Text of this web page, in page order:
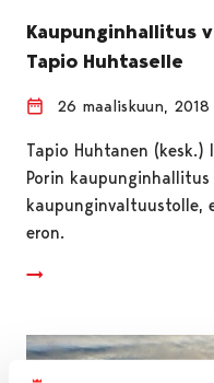
Kaupunginhallitus
Tapio Huhtaselle
26 maaliskuun, 2018
Tapio Huhtanen
Porin
kaupunginvaltuustolle,
eron.